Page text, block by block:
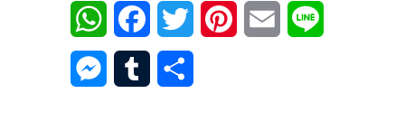
WhatsAppFacebookTwitter PinterestEmail
Messenger
Tumblr